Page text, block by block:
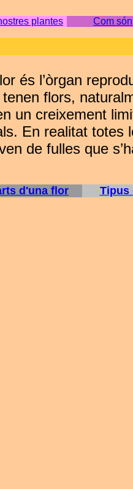
plantes Com són
és l’òrgan
tenen flors,
un creixement
En realitat totes
de fulles que
d'una flor Tipus